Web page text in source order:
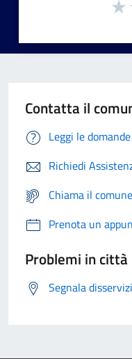
Contatta il
Leggi le
Richiedi
Chiama il
Prenota un
Problemi in città
Segnala